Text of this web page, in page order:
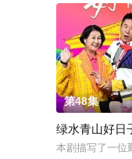
第48集
绿水青山好日
本剧描写了一位